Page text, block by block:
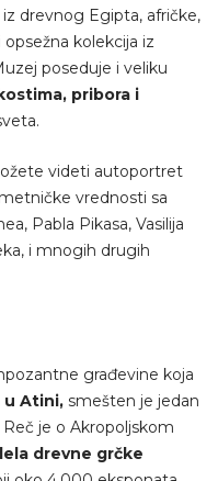
drevnog Egipta, afričke,
kolekcija iz
poseduje i veliku
pribora i
videti autoportret
vrednosti sa
Pabla Pikasa, Vasilija
i mnogih drugih
građevine koja
u Atini, smešten je jedan
je o Akropoljskom
drevne grčke